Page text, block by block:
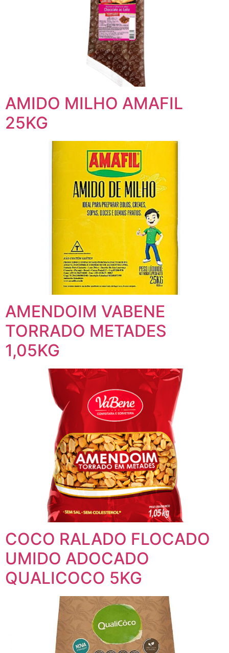
AMIDO MILHO AMAFIL
25KG
AMENDOIM VABENE
TORRADO METADES
1,05KG
COCO RALADO FLOCADO
UMIDO ADOCADO
QUALICOCO 5KG